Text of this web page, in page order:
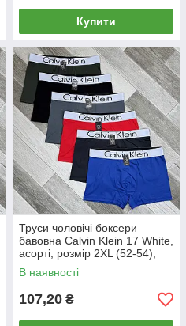
Купити
Труси чоловічі боксери
бавовна Calvin Klein 17 White,
асорті, розмір 2XL (52-54),
013067
В наявності
107,20 ₴